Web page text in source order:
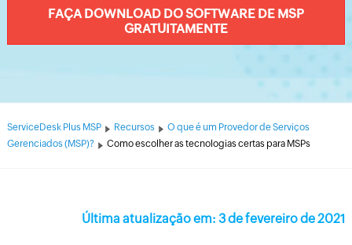
FAÇA DOWNLOAD DO SOFTWARE DE MSP
GRATUITAMENTE
ServiceDesk Plus MSP Recursos
O que é um Provedor de Serviços
Gerenciados (MSP)?
Como escolher as tecnologias certas para MSPs
Última atualização em: 3 de fevereiro de 2021